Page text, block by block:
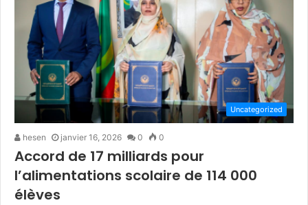
Uncategorized
hesen janvier 16, 2026 0 0
Accord de 17 milliards pour
l’alimentations scolaire de 114 000
élèves